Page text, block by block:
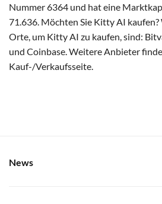
Nummer 6364 und hat eine
71.636. Möchten Sie Kitty AI kaufen?
Orte, um Kitty AI zu kaufen, sind:
und Coinbase. Weitere Anbieter
Kauf-/Verkaufsseite.
News